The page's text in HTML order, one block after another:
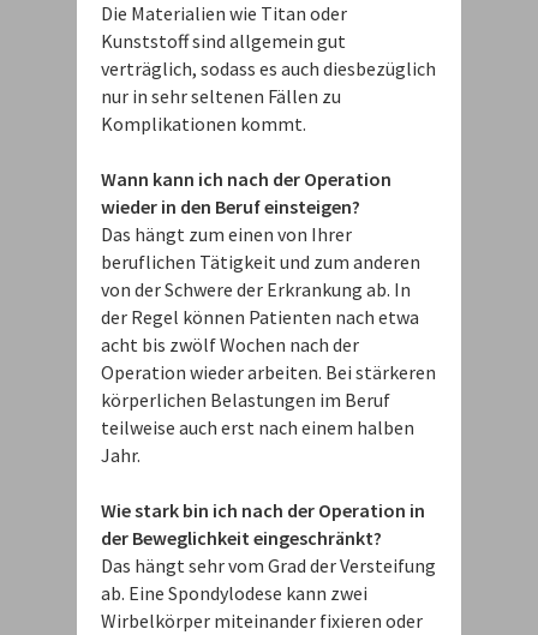
Die Materialien wie Titan oder
Kunststoff sind allgemein gut
verträglich, sodass es auch diesbezüglich
nur in sehr seltenen Fällen zu
Komplikationen kommt.
Wann kann ich nach der Operation
wieder in den Beruf einsteigen?
Das hängt zum einen von Ihrer
beruflichen Tätigkeit und zum anderen
von der Schwere der Erkrankung ab. In
der Regel können Patienten nach etwa
acht bis zwölf Wochen nach der
Operation wieder arbeiten. Bei stärkeren
körperlichen Belastungen im Beruf
teilweise auch erst nach einem halben
Jahr.
Wie stark bin ich nach der Operation in
der Beweglichkeit eingeschränkt?
Das hängt sehr vom Grad der Versteifung
ab. Eine Spondylodese kann zwei
Wirbelkörper miteinander fixieren oder